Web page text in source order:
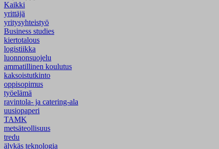
Kaikki
yrittäjä
yritysyhteistyö
Business studies
kiertotalous
logistiikka
luonnonsuojelu
ammatillinen koulutus
kaksoistutkinto
oppisopimus
työelämä
ravintola- ja catering-ala
uusiopaperi
TAMK
metsäteollisuus
tredu
älykäs teknologia